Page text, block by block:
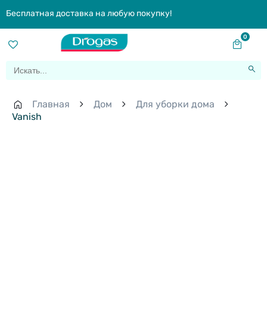
Бесплатная доставка на любую покупку!
0
Главная Дом
Для уборки дома
Vanish